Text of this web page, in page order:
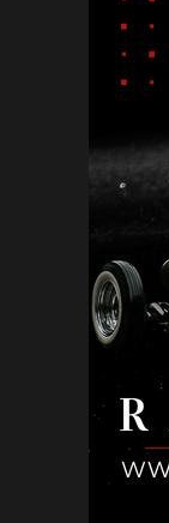
Почивни
Не ти